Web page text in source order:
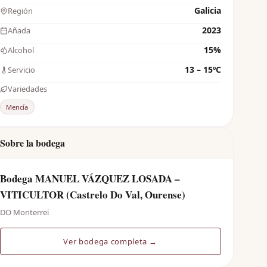
Región Galicia
Añada 2023
Alcohol 15%
Servicio 13 – 15ºC
Variedades
Mencía
Sobre la bodega
Bodega MANUEL VÁZQUEZ LOSADA –
VITICULTOR (Castrelo Do Val, Ourense)
DO Monterrei
Ver bodega completa →